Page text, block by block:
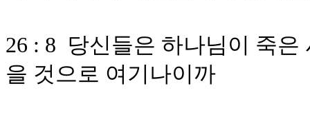
26 : 8 당신들은 하나님이 죽
을 것으로 여기나이까